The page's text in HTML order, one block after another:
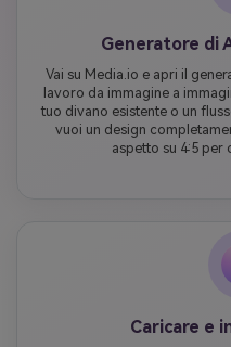
Generatore di
Vai su Media.io e apri il
lavoro da immagine a
tuo divano esistente o un
vuoi un design
aspetto su 4:5 per
Caricare e